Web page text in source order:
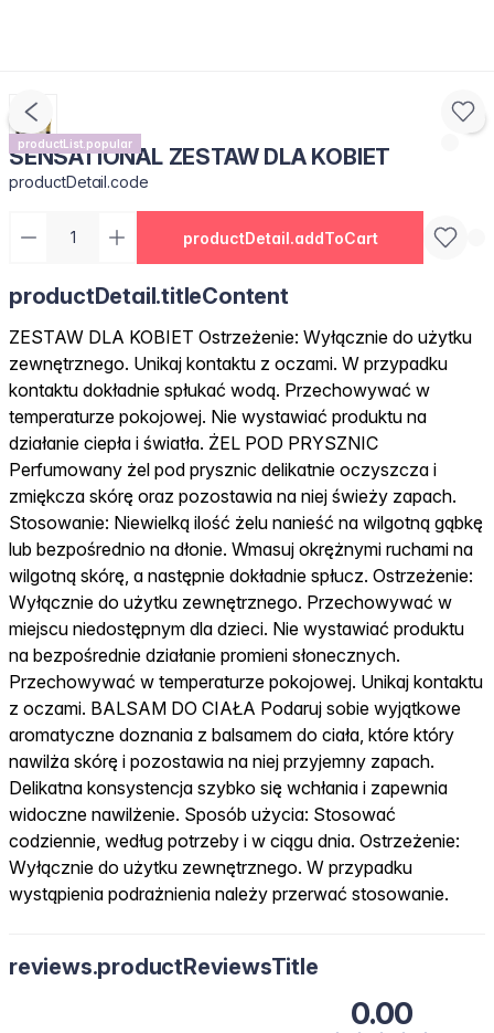
productList.popular
SENSATIONAL ZESTAW DLA KOBIET
productDetail.code
productDetail.addToCart
productDetail.titleContent
ZESTAW DLA KOBIET Ostrzeżenie: Wyłącznie do użytku
zewnętrznego. Unikaj kontaktu z oczami. W przypadku
kontaktu dokładnie spłukać wodą. Przechowywać w
temperaturze pokojowej. Nie wystawiać produktu na
działanie ciepła i światła. ŻEL POD PRYSZNIC
Perfumowany żel pod prysznic delikatnie oczyszcza i
zmiękcza skórę oraz pozostawia na niej świeży zapach.
Stosowanie: Niewielką ilość żelu nanieść na wilgotną gąbkę
lub bezpośrednio na dłonie. Wmasuj okrężnymi ruchami na
wilgotną skórę, a następnie dokładnie spłucz. Ostrzeżenie:
Wyłącznie do użytku zewnętrznego. Przechowywać w
miejscu niedostępnym dla dzieci. Nie wystawiać produktu
na bezpośrednie działanie promieni słonecznych.
Przechowywać w temperaturze pokojowej. Unikaj kontaktu
z oczami. BALSAM DO CIAŁA Podaruj sobie wyjątkowe
aromatyczne doznania z balsamem do ciała, które który
nawilża skórę i pozostawia na niej przyjemny zapach.
Delikatna konsystencja szybko się wchłania i zapewnia
widoczne nawilżenie. Sposób użycia: Stosować
codziennie, według potrzeby i w ciągu dnia. Ostrzeżenie:
Wyłącznie do użytku zewnętrznego. W przypadku
wystąpienia podrażnienia należy przerwać stosowanie.
reviews.productReviewsTitle
0.00